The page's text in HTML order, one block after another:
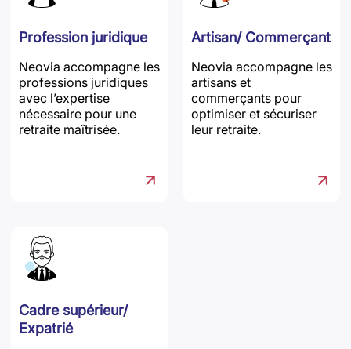
Profession juridique
Neovia accompagne les
professions juridiques
avec l’expertise
nécessaire pour une
retraite maîtrisée.
Artisan/ Commerçant
Neovia accompagne les
artisans et
commerçants pour
optimiser et sécuriser
leur retraite.
Cadre supérieur/
Expatrié